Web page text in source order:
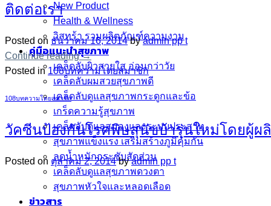
New Product
Health & Wellness
วิสทร้า รวมผลิตภัณฑ์ความงาม
คู่มือแนะนำสุขภาพ
เคล็ดลับผิวสวยใส อ่อนกว่าวัย
เคล็ดลับผมสวยสุขภาพดี
เคล็ดลับดูแลสุขภาพกระดูกและข้อ
เกร็ดความรู้สุขภาพ
เคล็ดลับดูแลสมองและระบบประสาท
สุขภาพแข็งแรง เสริมสร้างภูมิคุ้มกัน
ลดน้ำหนักกระชับสัดส่วน
เคล็ดลับดูแลสุขภาพดวงตา
สุขภาพหัวใจและหลอดเลือด
ข่าวสาร
ติดต่อเรา
Posted on ธันวาคม 16, 2014byadmin pp t
Continue reading→
Posted in108บทความโดยสมาชิก
108บทความโดยสมาชิก
วัคซีนป้องกันโรคพิษสุนัขบ้ารุ่นใหม่โดยผู้ผ
Posted on ตุลาคม 2, 2014byadmin pp t